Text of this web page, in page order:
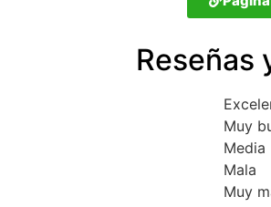
Reseñas
Muy
Media
Mala
Muy